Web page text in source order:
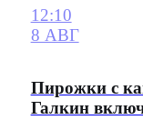
12:10
8 АВГ
Пирожки с
Галкин